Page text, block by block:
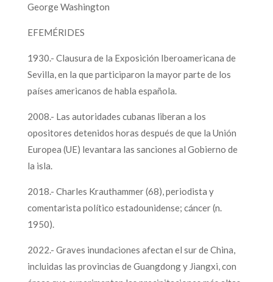
George Washington
EFEMÉRIDES
1930.- Clausura de la Exposición Iberoamericana de
Sevilla, en la que participaron la mayor parte de los
países americanos de habla española.
2008.- Las autoridades cubanas liberan a los
opositores detenidos horas después de que la Unión
Europea (UE) levantara las sanciones al Gobierno de
la isla.
2018.- Charles Krauthammer (68), periodista y
comentarista político estadounidense; cáncer (n.
1950).
2022.- Graves inundaciones afectan el sur de China,
incluidas las provincias de Guangdong y Jiangxi, con